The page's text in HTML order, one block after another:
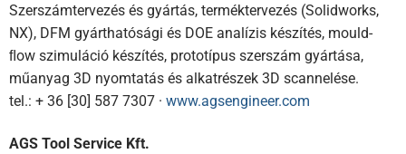
Szerszámtervezés és gyártás, terméktervezés (Solidworks,
NX), DFM gyárthatósági és DOE analízis készítés, mould-
ﬂow szimuláció készítés, prototípus szerszám gyártása,
műanyag 3D nyomtatás és alkatrészek 3D scannelése.
tel.: + 36 [30] 587 7307 · www.agsengineer.com
AGS Tool Service Kft.